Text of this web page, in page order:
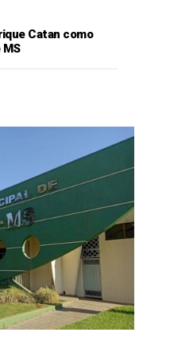
Catan como
MS